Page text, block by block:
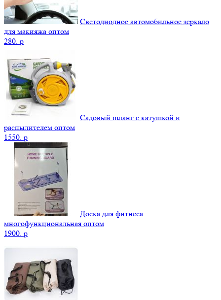
Светодиодное автомобильное зеркало
для макияжа оптом
280. p
Садовый шланг с катушкой и
распылителем оптом
1550. p
Доска для фитнеса
многофункциональная оптом
1900. p